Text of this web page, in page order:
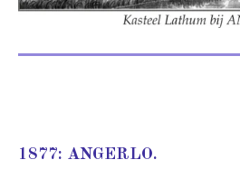
1877: ANGERLO.